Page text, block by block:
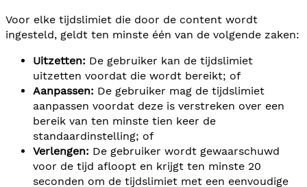
Voor elke tijdslimiet die door de content wordt
ingesteld, geldt ten minste één van de volgende zaken:
Uitzetten: De gebruiker kan de tijdslimiet
uitzetten voordat die wordt bereikt; of
Aanpassen: De gebruiker mag de tijdslimiet
aanpassen voordat deze is verstreken over een
bereik van ten minste tien keer de
standaardinstelling; of
Verlengen: De gebruiker wordt gewaarschuwd
voor de tijd afloopt en krijgt ten minste 20
seconden om de tijdslimiet met een eenvoudige